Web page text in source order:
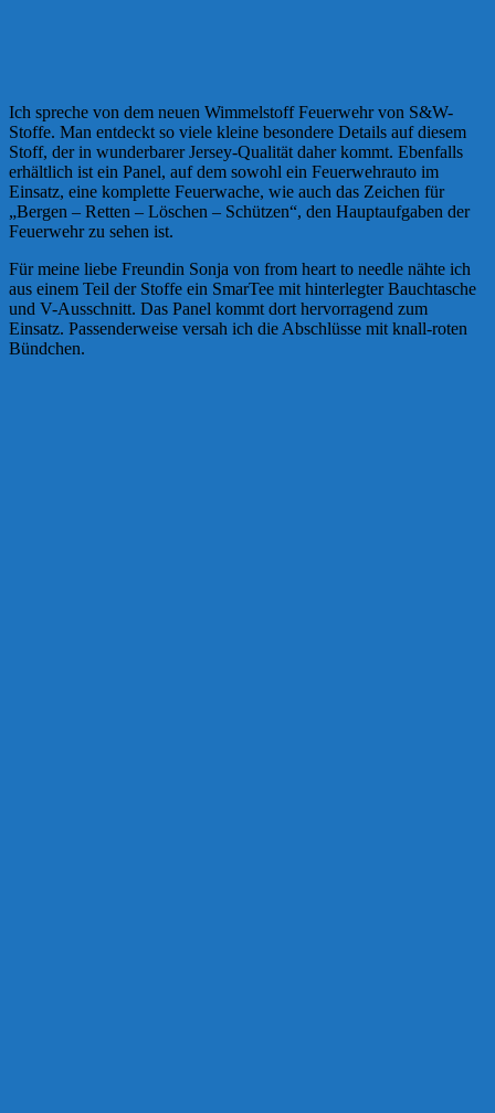
Ich spreche von dem neuen Wimmelstoff Feuerwehr von S&W-
Stoffe. Man entdeckt so viele kleine besondere Details auf diesem
Stoff, der in wunderbarer Jersey-Qualität daher kommt. Ebenfalls
erhältlich ist ein Panel, auf dem sowohl ein Feuerwehrauto im
Einsatz, eine komplette Feuerwache, wie auch das Zeichen für
„Bergen – Retten – Löschen – Schützen“, den Hauptaufgaben der
Feuerwehr zu sehen ist.
Für meine liebe Freundin Sonja von from heart to needle nähte ich
aus einem Teil der Stoffe ein SmarTee mit hinterlegter Bauchtasche
und V-Ausschnitt. Das Panel kommt dort hervorragend zum
Einsatz. Passenderweise versah ich die Abschlüsse mit knall-roten
Bündchen.